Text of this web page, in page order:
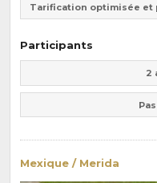
Tarification optimisée et
Participants
2
Mexique / Merida